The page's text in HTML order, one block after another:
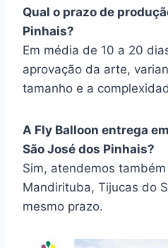
Qual o prazo de
Pinhais?
Em média de 10 a 20
aprovação da arte,
tamanho e a
A Fly Balloon entrega
São José dos Pinhais?
Sim, atendemos
Mandirituba, Tijucas do
mesmo prazo.